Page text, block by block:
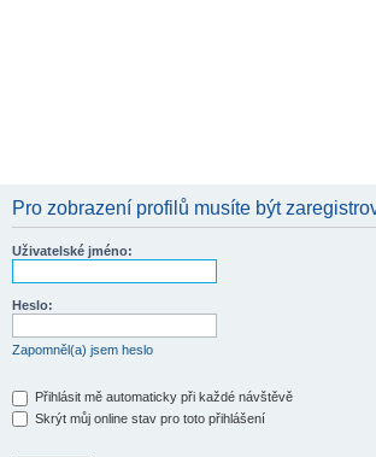
Pro zobrazení profilů musíte být
Uživatelské jméno:
Heslo:
Zapomněl(a) jsem heslo
Přihlásit mě automaticky při každé návštěvě
Skrýt můj online stav pro toto přihlášení